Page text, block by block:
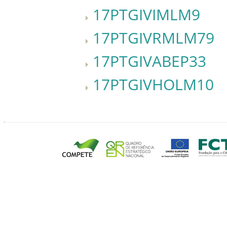
17PTGIVIMLM9
17PTGIVRMLM79
17PTGIVABEP33
17PTGIVHOLM10